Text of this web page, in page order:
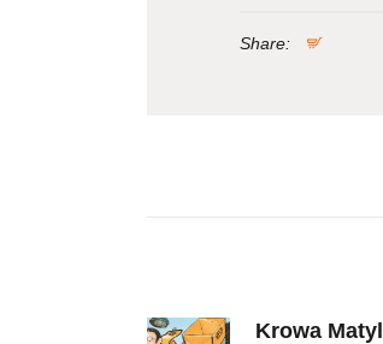
Share:
wpisuPrevious
Krowa